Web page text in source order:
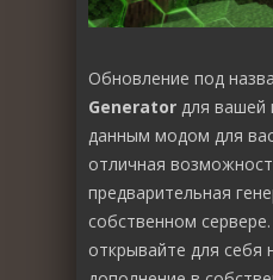
Обновление под
Generator для вашей
данным модом для
отличная
предварительная
собственном
открывайте для себя